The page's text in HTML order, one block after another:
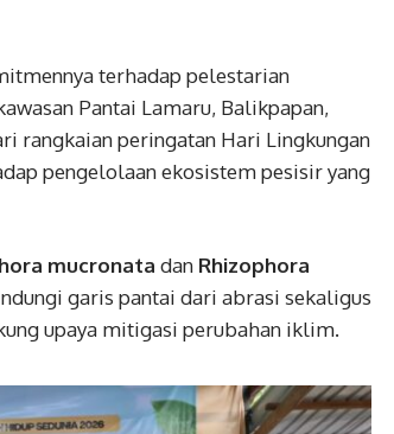
terhadap pelestarian
Pantai Lamaru, Balikpapan,
rangkaian peringatan Hari Lingkungan
pengelolaan ekosistem pesisir yang
mucronata dan Rhizophora
garis pantai dari abrasi sekaligus
upaya mitigasi perubahan iklim.